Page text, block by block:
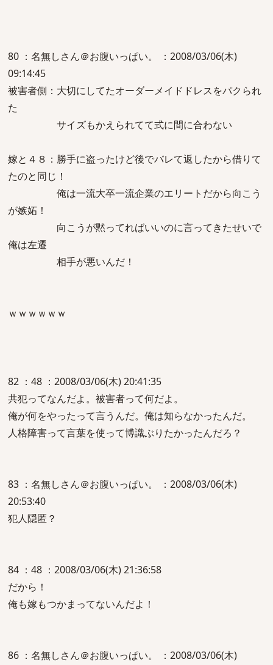
80 ：名無しさん＠お腹いっぱい。 ：2008/03/06(木)
09:14:45
被害者側：大切にしてたオーダーメイドドレスをパクられ
た
サイズもかえられてて式に間に合わない
嫁と４８：勝手に盗ったけど後でバレて返したから借りて
たのと同じ！
俺は一流大卒一流企業のエリートだから向こう
が嫉妬！
向こうが黙ってればいいのに言ってきたせいで
俺は左遷
相手が悪いんだ！
ｗｗｗｗｗｗ
82 ：48 ：2008/03/06(木) 20:41:35
共犯ってなんだよ。被害者って何だよ。
俺が何をやったって言うんだ。俺は知らなかったんだ。
人格障害って言葉を使って博識ぶりたかったんだろ？
83 ：名無しさん＠お腹いっぱい。 ：2008/03/06(木)
20:53:40
犯人隠匿？
84 ：48 ：2008/03/06(木) 21:36:58
だから！
俺も嫁もつかまってないんだよ！
86 ：名無しさん＠お腹いっぱい。 ：2008/03/06(木)